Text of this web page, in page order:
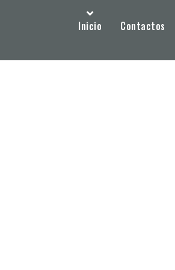
Inicio Contactos